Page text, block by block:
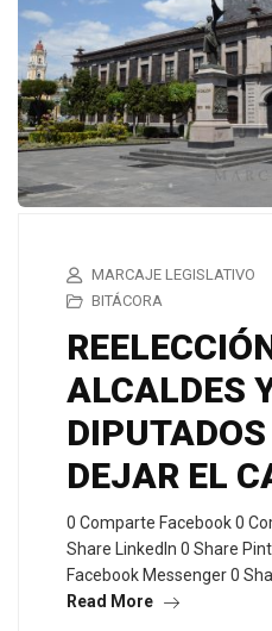
MARCAJE LEGISLATIVO
BITÁCORA
ALCALDES
DEJAR EL
0 Comparte Facebook 0
Share LinkedIn 0 Share
Facebook Messenger 0
Read More